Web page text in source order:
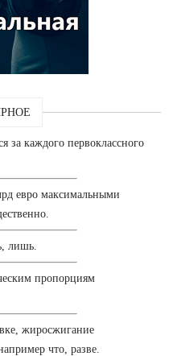
за каждого первоклассного
евро максимальными
лишь.
пропорциям
жиросжигание
что, разве.